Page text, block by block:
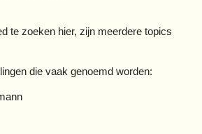
te zoeken hier, zijn meerdere topics
die vaak genoemd worden: